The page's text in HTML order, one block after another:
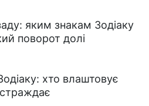
яким знакам Зодіаку
поворот долі
хто влаштовує